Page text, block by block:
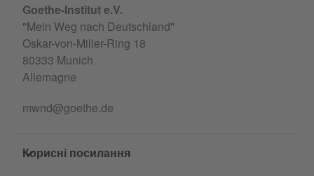
Goethe-Institut e.V.
"Mein Weg nach Deutschland"
Oskar-von-Miller-Ring 18
80333 Munich
Allemagne
mwnd@goethe.de
Корисні посилання